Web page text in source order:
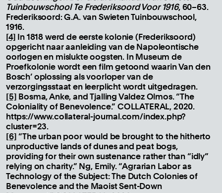
Tuinbouwschool Te Frederiksoord Voor 1916, 60–63.
Frederiksoord: G.A. van Swieten Tuinbouwschool,
1916.
[4] In 1818 werd de eerste kolonie (Frederiksoord)
opgericht naar aanleiding van de Napoleontische
oorlogen en mislukte oogsten. In Museum de
Proefkolonie wordt een film getoond waarin Van den
Bosch’ oplossing als voorloper van de
verzorgingsstaat en leerplicht wordt uitgedragen.
[5] Bosma, Anke, and Tjalling Valdez Olmos. “The
Coloniality of Benevolence.” COLLATERAL, 2020.
https://www.collateral-journal.com/index.php?
cluster=23.
[6]“The urban poor would be brought to the hitherto
unproductive lands of dunes and peat bogs,
providing for their own sustenance rather than “idly”
relying on charity.” Ng, Emily. “Agrarian Labor as
Technology of the Subject: The Dutch Colonies of
Benevolence and the Maoist Sent-Down